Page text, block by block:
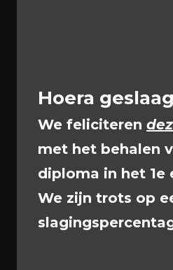
Hoera
We feliciteren
met het behalen
diploma in het 1e
We zijn trots op